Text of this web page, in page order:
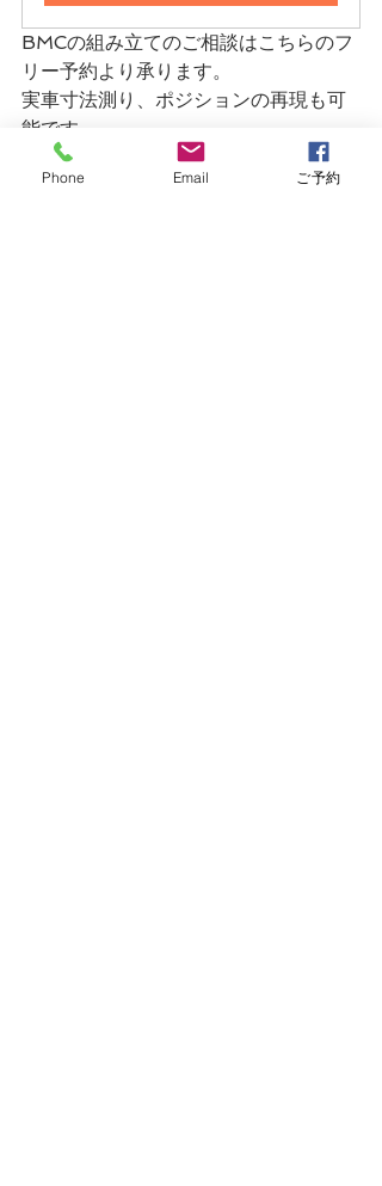
BMCの組み立てのご相談はこちらのフ
リー予約より承ります。
実車寸法測り、ポジションの再現も可
能です。
パーツの細かい手配で分からない部分
はお任せ下さい。
Phone Email ご予約